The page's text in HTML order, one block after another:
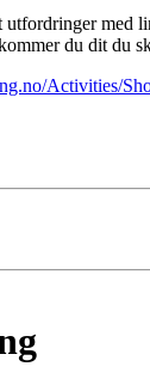
med
du dit du
Activities/